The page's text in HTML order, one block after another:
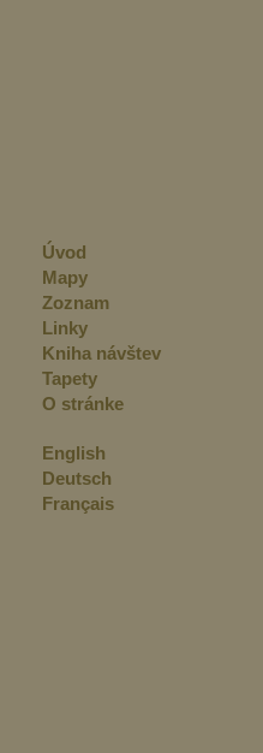
Úvod
Mapy
Zoznam
Linky
Kniha návštev
Tapety
O stránke
English
Deutsch
Français